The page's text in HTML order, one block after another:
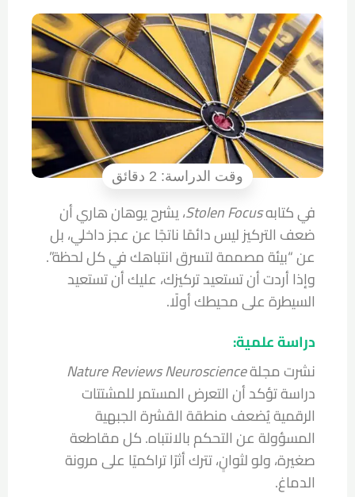
في كتابهStolen Focus، يشرح يوهان هاري أن
ضعف التركيز ليس دائمًا ناتجًا عن عجز داخلي، بل
عن “بيئة مصممة لتسرق انتباهك في كل لحظة”.
وإذا أردت أن تستعيد تركيزك، عليك أن تستعيد
السيطرة على محيطك أولًا.
دراسة علمية:
نشرت مجلةNature Reviews Neuroscience
دراسة تؤكد أن التعرض المستمر للمشتتات
الرقمية يُضعف منطقة القشرة الجبهية
المسؤولة عن التحكم بالانتباه. كل مقاطعة
صغيرة، ولو لثوانٍ، تترك أثرًا تراكميًا على مرونة
الدماغ.